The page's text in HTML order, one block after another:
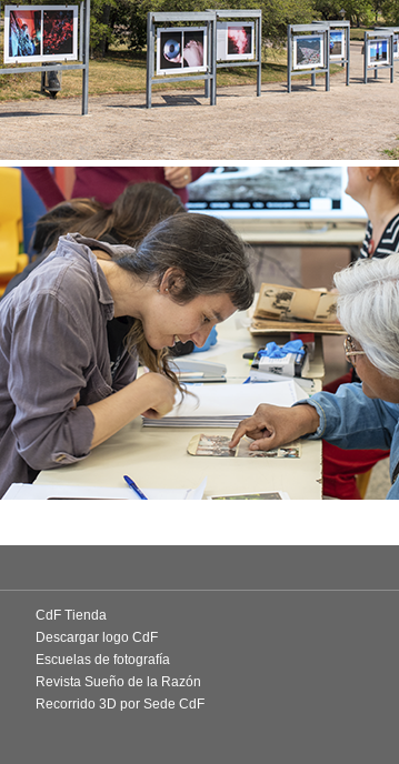
CdF Tienda
Descargar logo CdF
Escuelas de fotografía
Revista Sueño de la Razón
Recorrido 3D por Sede CdF